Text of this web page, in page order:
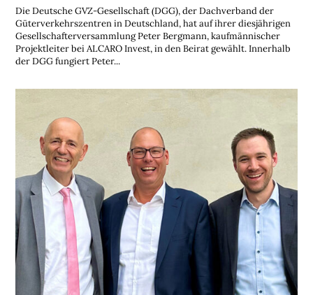
Die Deutsche GVZ-Gesellschaft (DGG), der Dachverband der
Güterverkehrszentren in Deutschland, hat auf ihrer diesjährigen
Gesellschafterversammlung Peter Bergmann, kaufmännischer
Projektleiter bei ALCARO Invest, in den Beirat gewählt. Innerhalb
der DGG fungiert Peter...